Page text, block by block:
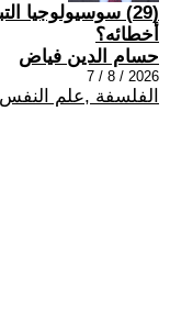
(29) سوسيولوجيا
أخطائه؟
حسام الدين فياض
2026 / 8 / 7
الفلسفة ,علم